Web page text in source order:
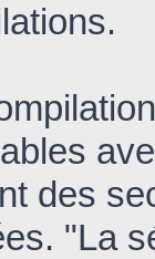
des
"La